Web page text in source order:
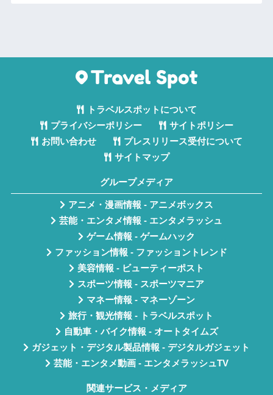
トラベルスポットについて
プライバシーポリシー
サイトポリシー
お問い合わせ
プレスリリース受付について
サイトマップ
グループメディア
アニメ・漫画情報 - アニメボックス
芸能・エンタメ情報 - エンタメラッシュ
ゲーム情報 - ゲームハック
ファッション情報 - ファッショントレンド
美容情報 - ビューティーポスト
スポーツ情報 - スポーツマニア
マネー情報 - マネーゾーン
旅行・観光情報 - トラベルスポット
自動車・バイク情報 - オートタイムズ
ガジェット・デジタル製品情報 - デジタルガジェット
芸能・エンタメ動画 - エンタメラッシュTV
関連サービス・メディア